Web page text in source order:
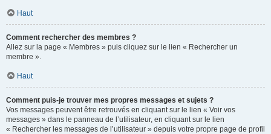
Haut
Comment rechercher des membres ?
Allez sur la page « Membres » puis cliquez sur le lien « Rechercher un
membre ».
Haut
Comment puis-je trouver mes propres messages et sujets ?
Vos messages peuvent être retrouvés en cliquant sur le lien « Voir vos
messages » dans le panneau de l’utilisateur, en cliquant sur le lien
« Rechercher les messages de l’utilisateur » depuis votre propre page de profil